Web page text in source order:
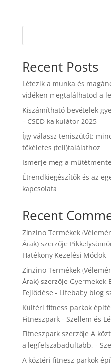
Recent Posts
Létezik a munka és
vidéken megtalálhatod a
Kiszámítható bevételek
– CSED kalkulátor 2025
Így válassz teniszütőt:
tökéletes (teli)találathoz
Ismerje meg a
Étrendkiegészítők és az
kapcsolata
Recent
Zinzino Termékek
Árak)szerzője
Hatékony Kezelési Módok
Zinzino Termékek
Árak)szerzője Gyermekek
Fejlődése - Lifebaby blog
Kültéri fitness parkok
Fitneszpark - Szellem és
Fitneszparkszerzője A
a legfelszabadultabb, -
A köztéri fitnesz parkok